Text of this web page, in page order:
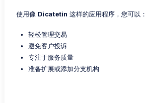
使用像 Dicatetin 这样的应用程序，您可以：
轻松管理交易
避免客户投诉
专注于服务质量
准备扩展或添加分支机构